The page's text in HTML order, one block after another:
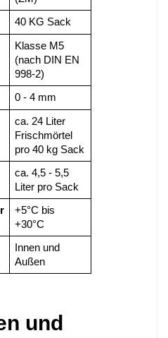
40 KG Sack
Klasse M5
(nach DIN EN
998-2)
0 - 4 mm
ca. 24 Liter
Frischmörtel
pro 40 kg Sack
ca. 4,5 - 5,5
Liter pro Sack
+5°C bis
+30°C
Innen und
Außen
und